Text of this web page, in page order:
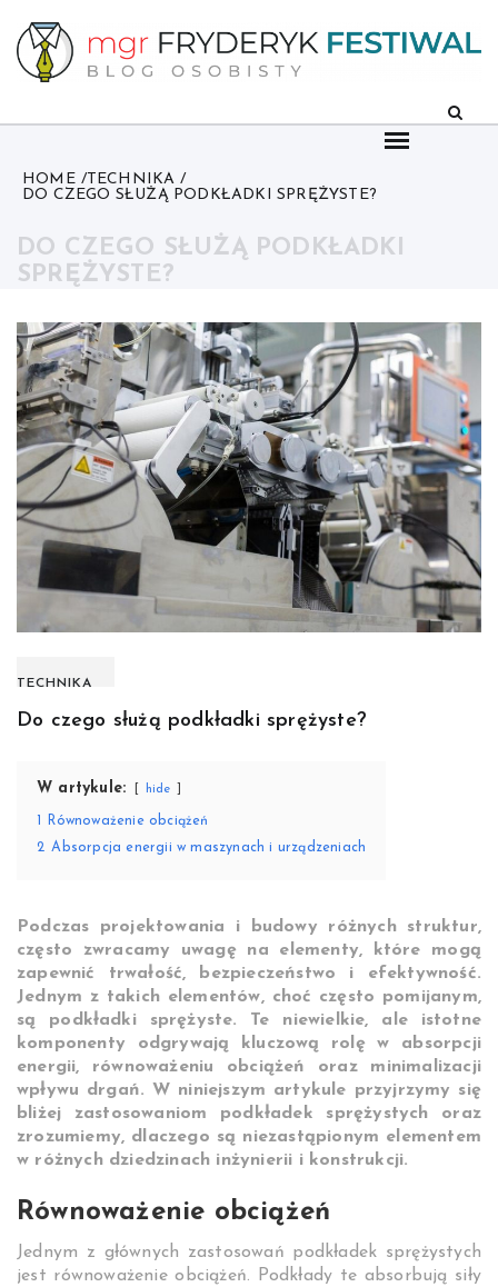
content
HOME
TECHNIKA
DO CZEGO SŁUŻĄ PODKŁADKI SPRĘŻYSTE?
DO CZEGO SŁUŻĄ PODKŁADKI
SPRĘŻYSTE?
TECHNIKA
Do czego służą podkładki sprężyste?
W artykule: hide
Równoważenie obciążeń
2 Absorpcja energii w maszynach i urządzeniach
Podczas projektowania i budowy różnych struktur,
często zwracamy uwagę na elementy, które mogą
zapewnić trwałość, bezpieczeństwo i efektywność.
Jednym z takich elementów, choć często pomijanym,
są podkładki sprężyste. Te niewielkie, ale istotne
komponenty odgrywają kluczową rolę w absorpcji
energii, równoważeniu obciążeń oraz minimalizacji
wpływu drgań. W niniejszym artykule przyjrzymy się
bliżej zastosowaniom podkładek sprężystych oraz
zrozumiemy, dlaczego są niezastąpionym elementem
w różnych dziedzinach inżynierii i konstrukcji.
Równoważenie obciążeń
Jednym z głównych zastosowań podkładek sprężystych
jest równoważenie obciążeń. Podkłady te absorbują siły